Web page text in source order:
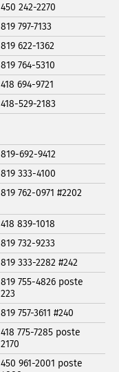
450 242-2270
819 797-7133
819 622-1362
819 764-5310
418 694-9721
418-529-2183
819-692-9412
819 333-4100
819 762-0971 #2202
418 839-1018
819 732-9233
819 333-2282 #242
819 755-4826 poste
223
819 757-3611 #240
418 775-7285 poste
2170
450 961-2001 poste